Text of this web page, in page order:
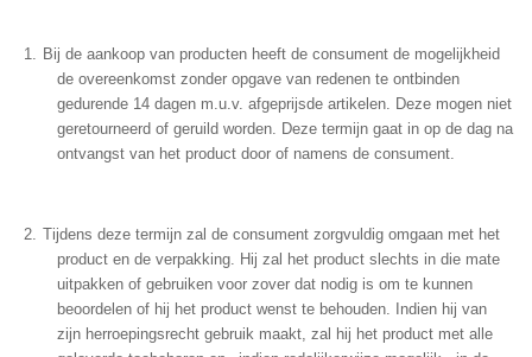
Bij de aankoop van producten heeft de consument de mogelijkheid
de overeenkomst zonder opgave van redenen te ontbinden
gedurende 14 dagen m.u.v. afgeprijsde artikelen. Deze mogen niet
geretourneerd of geruild worden. Deze termijn gaat in op de dag na
ontvangst van het product door of namens de consument.
Tijdens deze termijn zal de consument zorgvuldig omgaan met het
product en de verpakking. Hij zal het product slechts in die mate
uitpakken of gebruiken voor zover dat nodig is om te kunnen
beoordelen of hij het product wenst te behouden. Indien hij van
zijn herroepingsrecht gebruik maakt, zal hij het product met alle